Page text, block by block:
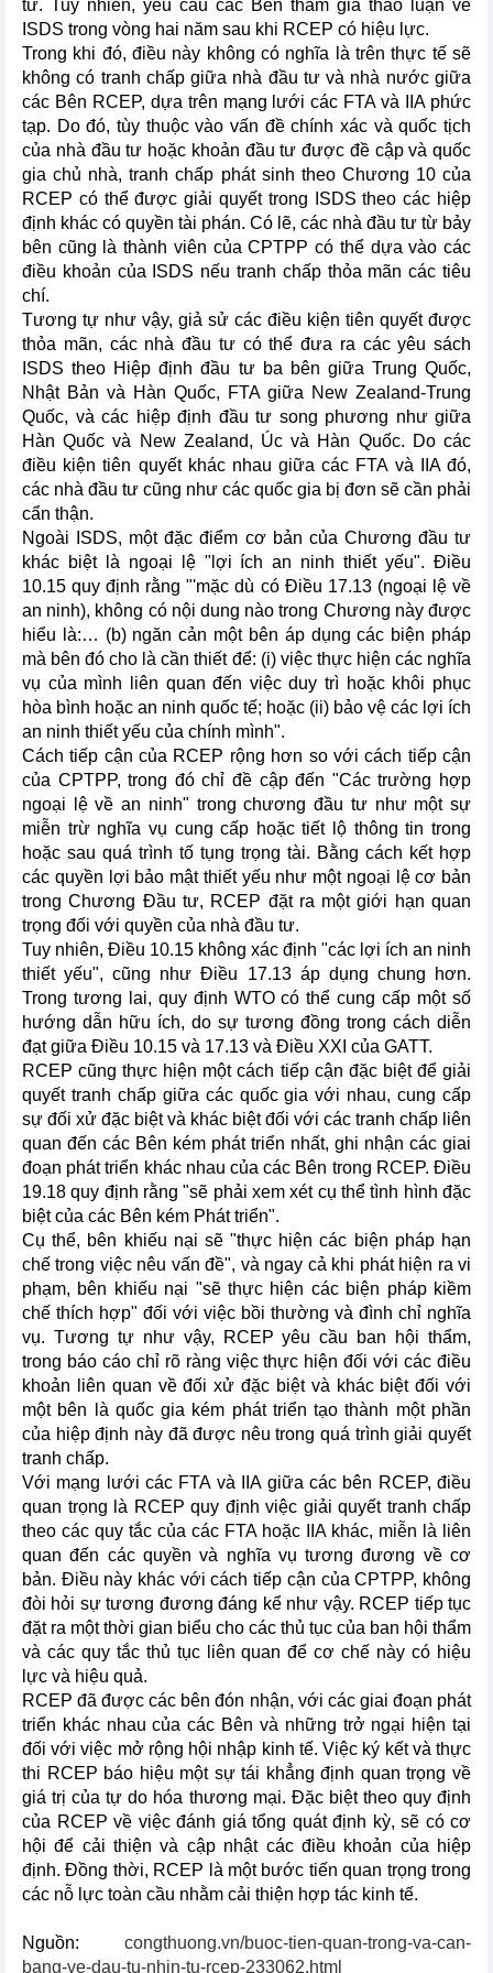
tư. Tuy nhiên, yêu cầu các Bên tham gia thảo luận về
ISDS trong vòng hai năm sau khi RCEP có hiệu lực.
Trong khi đó, điều này không có nghĩa là trên thực tế sẽ
không có tranh chấp giữa nhà đầu tư và nhà nước giữa
các Bên RCEP, dựa trên mạng lưới các FTA và IIA phức
tạp. Do đó, tùy thuộc vào vấn đề chính xác và quốc tịch
của nhà đầu tư hoặc khoản đầu tư được đề cập và quốc
gia chủ nhà, tranh chấp phát sinh theo Chương 10 của
RCEP có thể được giải quyết trong ISDS theo các hiệp
định khác có quyền tài phán. Có lẽ, các nhà đầu tư từ bảy
bên cũng là thành viên của CPTPP có thể dựa vào các
điều khoản của ISDS nếu tranh chấp thỏa mãn các tiêu
chí.
Tương tự như vậy, giả sử các điều kiện tiên quyết được
thỏa mãn, các nhà đầu tư có thể đưa ra các yêu sách
ISDS theo Hiệp định đầu tư ba bên giữa Trung Quốc,
Nhật Bản và Hàn Quốc, FTA giữa New Zealand-Trung
Quốc, và các hiệp định đầu tư song phương như giữa
Hàn Quốc và New Zealand, Úc và Hàn Quốc. Do các
điều kiện tiên quyết khác nhau giữa các FTA và IIA đó,
các nhà đầu tư cũng như các quốc gia bị đơn sẽ cần phải
cẩn thận.
Ngoài ISDS, một đặc điểm cơ bản của Chương đầu tư
khác biệt là ngoại lệ "lợi ích an ninh thiết yếu". Điều
10.15 quy định rằng "'mặc dù có Điều 17.13 (ngoại lệ về
an ninh), không có nội dung nào trong Chương này được
hiểu là:… (b) ngăn cản một bên áp dụng các biện pháp
mà bên đó cho là cần thiết để: (i) việc thực hiện các nghĩa
vụ của mình liên quan đến việc duy trì hoặc khôi phục
hòa bình hoặc an ninh quốc tế; hoặc (ii) bảo vệ các lợi ích
an ninh thiết yếu của chính mình".
Cách tiếp cận của RCEP rộng hơn so với cách tiếp cận
của CPTPP, trong đó chỉ đề cập đến "Các trường hợp
ngoại lệ về an ninh" trong chương đầu tư như một sự
miễn trừ nghĩa vụ cung cấp hoặc tiết lộ thông tin trong
hoặc sau quá trình tố tụng trọng tài. Bằng cách kết hợp
các quyền lợi bảo mật thiết yếu như một ngoại lệ cơ bản
trong Chương Đầu tư, RCEP đặt ra một giới hạn quan
trọng đối với quyền của nhà đầu tư.
Tuy nhiên, Điều 10.15 không xác định "các lợi ích an ninh
thiết yếu", cũng như Điều 17.13 áp dụng chung hơn.
Trong tương lai, quy định WTO có thể cung cấp một số
hướng dẫn hữu ích, do sự tương đồng trong cách diễn
đạt giữa Điều 10.15 và 17.13 và Điều XXI của GATT.
RCEP cũng thực hiện một cách tiếp cận đặc biệt để giải
quyết tranh chấp giữa các quốc gia với nhau, cung cấp
sự đối xử đặc biệt và khác biệt đối với các tranh chấp liên
quan đến các Bên kém phát triển nhất, ghi nhận các giai
đoạn phát triển khác nhau của các Bên trong RCEP. Điều
19.18 quy định rằng "sẽ phải xem xét cụ thể tình hình đặc
biệt của các Bên kém Phát triển".
Cụ thể, bên khiếu nại sẽ "thực hiện các biện pháp hạn
chế trong việc nêu vấn đề", và ngay cả khi phát hiện ra vi
phạm, bên khiếu nại "sẽ thực hiện các biện pháp kiềm
chế thích hợp" đối với việc bồi thường và đình chỉ nghĩa
vụ. Tương tự như vậy, RCEP yêu cầu ban hội thẩm,
trong báo cáo chỉ rõ ràng việc thực hiện đối với các điều
khoản liên quan về đối xử đặc biệt và khác biệt đối với
một bên là quốc gia kém phát triển tạo thành một phần
của hiệp định này đã được nêu trong quá trình giải quyết
tranh chấp.
Với mạng lưới các FTA và IIA giữa các bên RCEP, điều
quan trọng là RCEP quy định việc giải quyết tranh chấp
theo các quy tắc của các FTA hoặc IIA khác, miễn là liên
quan đến các quyền và nghĩa vụ tương đương về cơ
bản. Điều này khác với cách tiếp cận của CPTPP, không
đòi hỏi sự tương đương đáng kể như vậy. RCEP tiếp tục
đặt ra một thời gian biểu cho các thủ tục của ban hội thẩm
và các quy tắc thủ tục liên quan để cơ chế này có hiệu
lực và hiệu quả.
RCEP đã được các bên đón nhận, với các giai đoạn phát
triển khác nhau của các Bên và những trở ngại hiện tại
đối với việc mở rộng hội nhập kinh tế. Việc ký kết và thực
thi RCEP báo hiệu một sự tái khẳng định quan trọng về
giá trị của tự do hóa thương mại. Đặc biệt theo quy định
của RCEP về việc đánh giá tổng quát định kỳ, sẽ có cơ
hội để cải thiện và cập nhật các điều khoản của hiệp
định. Đồng thời, RCEP là một bước tiến quan trọng trong
các nỗ lực toàn cầu nhằm cải thiện hợp tác kinh tế.
Nguồn: congthuong.vn/buoc-tien-quan-trong-va-can-
bang-ve-dau-tu-nhin-tu-rcep-233062.html